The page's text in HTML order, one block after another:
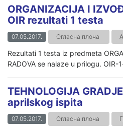
ORGANIZACIJA I
OIR rezultati 1 testa
07.05.2017. Огласна плоча
Rezultati 1 testa iz predmeta
RADOVA se nalaze u prilogu. OIR-
TEHNOLOGIJA
aprilskog ispita
07.05.2017. Огласна плоча